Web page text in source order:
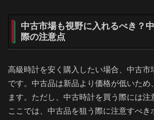
中古市場も視野に入れるべき？
際の注意点
高級時計を安く購入したい場合、中古市
です。中古品は新品より価格が低いため
ます。ただし、中古時計を買う際には注
ここでは、中古品を狙う際に注意すべき